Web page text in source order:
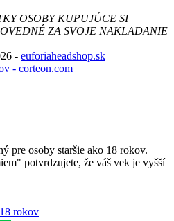
OSOBY KUPUJÚCE SI
ZA SVOJE NAKLADANIE
- euforiaheadshop.sk
- corteon.com
pre osoby staršie ako 18 rokov.
potvrdzujete, že váš vek je vyšší
rokov